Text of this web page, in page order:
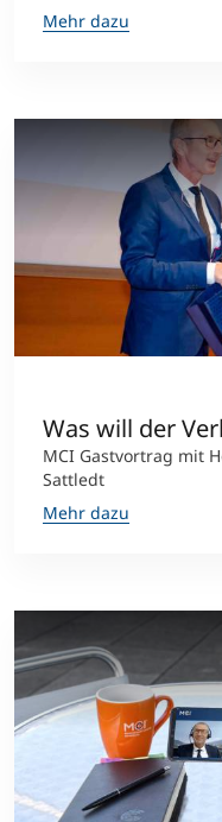
Mehr dazu
Was will der
MCI Gastvortrag mit
Sattledt
Mehr dazu